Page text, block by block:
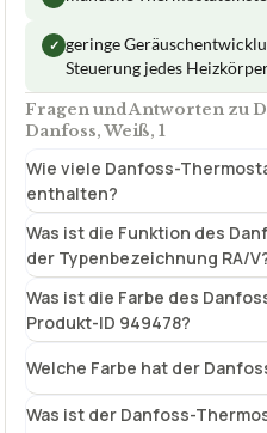
✓ geringe
Steuerung jedes
Fragen und Antworten zu
Danfoss, Weiß, 1
Wie viele Danfoss-
enthalten?
Was ist die Funktion des
der Typenbezeichnung RA/
Was ist die Farbe des
Produkt-ID 949478?
Welche Farbe hat der
Was ist der Danfoss-